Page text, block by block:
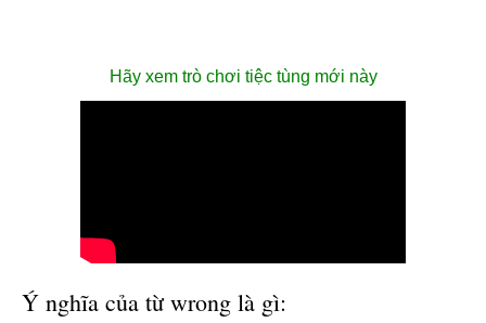
Hãy xem trò chơi tiệc tùng mới này
Ý nghĩa của từ wrong là gì: